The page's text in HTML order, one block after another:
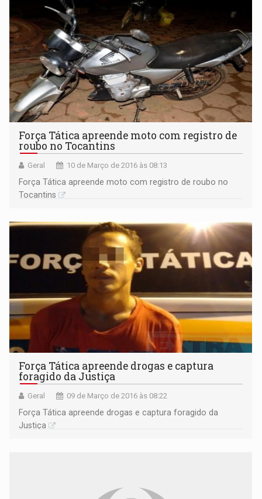
Força Tática apreende moto com registro de
roubo no Tocantins
Geral 10 de Março de 2016 às 08:13
Força Tática apreende moto com registro de roubo no
Tocantins
Força Tática apreende drogas e captura
foragido da Justiça
Geral 09 de Março de 2016 às 08:22
Força Tática apreende drogas e captura foragido da
Justiça